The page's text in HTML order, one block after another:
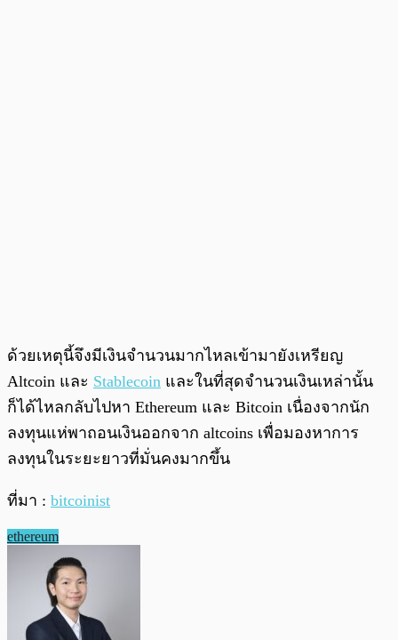
ด้วยเหตุนี้จึงมีเงินจำนวนมากไหลเข้ามายังเหรียญ
Altcoin และ Stablecoin และในที่สุดจำนวนเงินเหล่านั้น
ก็ได้ไหลกลับไปหา Ethereum และ Bitcoin เนื่องจากนัก
ลงทุนแห่พาถอนเงินออกจาก altcoins เพื่อมองหาการ
ลงทุนในระยะยาวที่มั่นคงมากขึ้น
ที่มา : bitcoinist
ethereum